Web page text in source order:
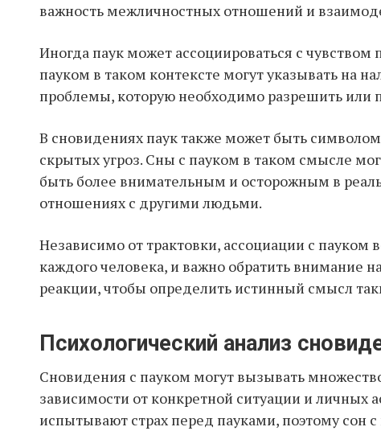
важность межличностных отношений и
Иногда паук может ассоциироваться с
пауком в таком контексте могут указывать на
проблемы, которую необходимо разрешить или
В сновидениях паук также может быть символом
скрытых угроз. Сны с пауком в таком смысле
быть более внимательным и осторожным в
отношениях с другими людьми.
Независимо от трактовки, ассоциации с пауком
каждого человека, и важно обратить внимание
реакции, чтобы определить истинный смысл
Психологический анализ
Сновидения с пауком могут вызывать
зависимости от конкретной ситуации и личных
испытывают страх перед пауками, поэтому сон с